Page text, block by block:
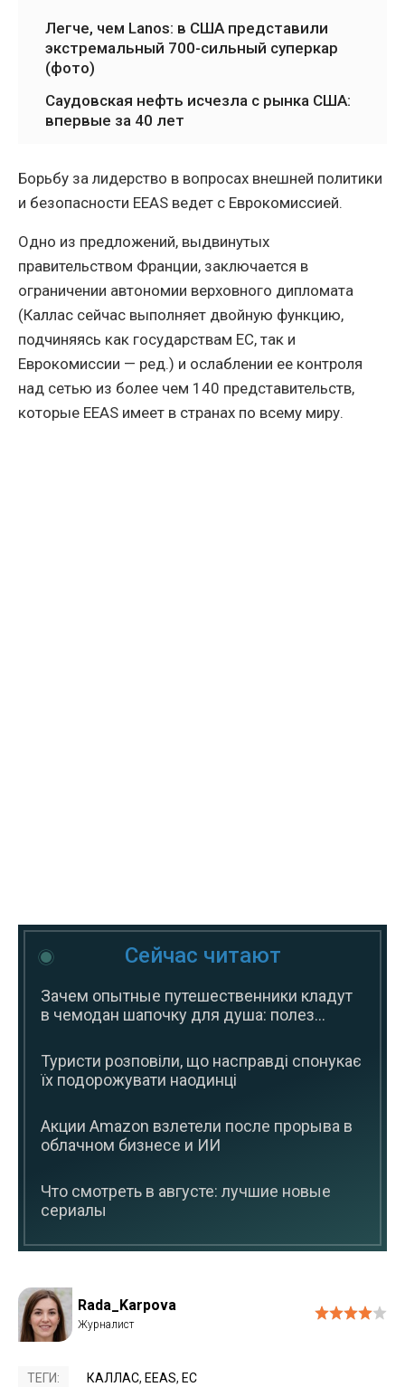
Легче, чем Lanos: в США представили
экстремальный 700-сильный суперкар
(фото)
Саудовская нефть исчезла с рынка США:
впервые за 40 лет
Борьбу за лидерство в вопросах внешней политики
и безопасности EEAS ведет с Еврокомиссией.
Одно из предложений, выдвинутых
правительством Франции, заключается в
ограничении автономии верховного дипломата
(Каллас сейчас выполняет двойную функцию,
подчиняясь как государствам ЕС, так и
Еврокомиссии — ред.) и ослаблении ее контроля
над сетью из более чем 140 представительств,
которые EEAS имеет в странах по всему миру.
Сейчас читают
Зачем опытные путешественники кладут
в чемодан шапочку для душа: полез...
Туристи розповіли, що насправді спонукає
їх подорожувати наодинці
Акции Amazon взлетели после прорыва в
облачном бизнесе и ИИ
Что смотреть в августе: лучшие новые
сериалы
Rada_Karpova
ТЕГИ: КАЛЛАС, EEAS, ЕС